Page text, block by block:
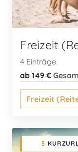
4 Einträge
ab 149 €
5